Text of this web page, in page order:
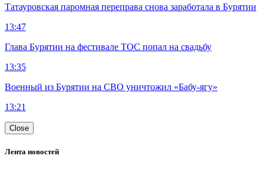
Татауровская паромная переправа снова заработала в Бурятии
13:47
Глава Бурятии на фестивале ТОС попал на свадьбу
13:35
Военный из Бурятии на СВО уничтожил «Бабу-ягу»
13:21
Close
Лента новостей